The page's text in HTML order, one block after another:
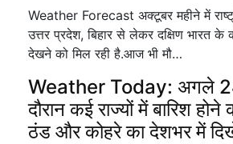
Weather Forecast अक्टूबर महीने में
उत्तर प्रदेश, बिहार से लेकर दक्षिण भारत के
देखने को मिल रही है.आज भी मौ…
Weather Today: अगले
दौरान कई राज्यों में बारिश
ठंड और कोहरे का देशभर में